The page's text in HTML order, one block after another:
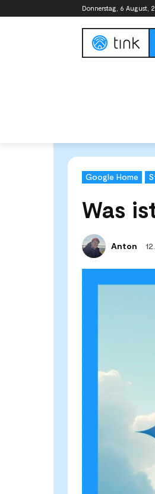
Donnerstag, 6 August,
Google Home
Was
Anton